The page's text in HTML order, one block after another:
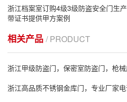
浙江档案室订购4级3级防盗安全门生
带证书提供甲方案例
相关产品 / PRODUCT
浙江甲级防盗门，保密室防盗门，枪
浙江高品质不锈钢金库门，专业厂家电